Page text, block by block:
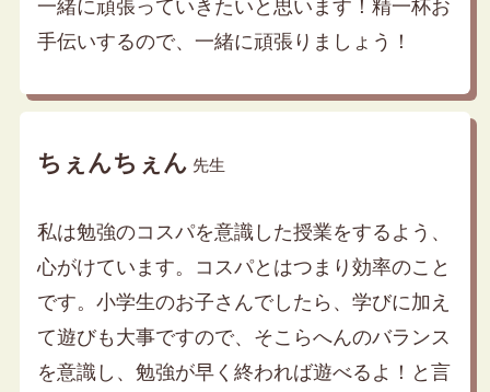
一緒に頑張っていきたいと思います！精一杯お
手伝いするので、一緒に頑張りましょう！
ちぇんちぇん 先生
私は勉強のコスパを意識した授業をするよう、
心がけています。コスパとはつまり効率のこと
です。小学生のお子さんでしたら、学びに加え
て遊びも大事ですので、そこらへんのバランス
を意識し、勉強が早く終われば遊べるよ！と言